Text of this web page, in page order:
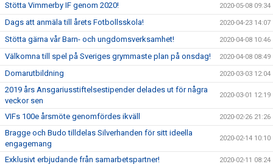
Stötta Vimmerby IF genom 2020! 2020-05-08 09:34
Dags att anmäla till årets Fotbollsskola! 2020-04-23 14:07
Stötta gärna vår Barn- och ungdomsverksamhet! 2020-04-08 10:46
Välkomna till spel på Sveriges grymmaste plan på onsdag! 2020-04-08 08:49
Domarutbildning 2020-03-03 12:04
2019 års Ansgariusstiftelsestipender delades ut för några
veckor sen
2020-03-01 12:19
VIFs 100e årsmöte genomfördes ikväll 2020-02-26 21:26
Bragge och Budo tilldelas Silverhanden för sitt ideella
engagemang
2020-02-14 10:10
Exklusivt erbjudande från samarbetspartner! 2020-02-11 08:24